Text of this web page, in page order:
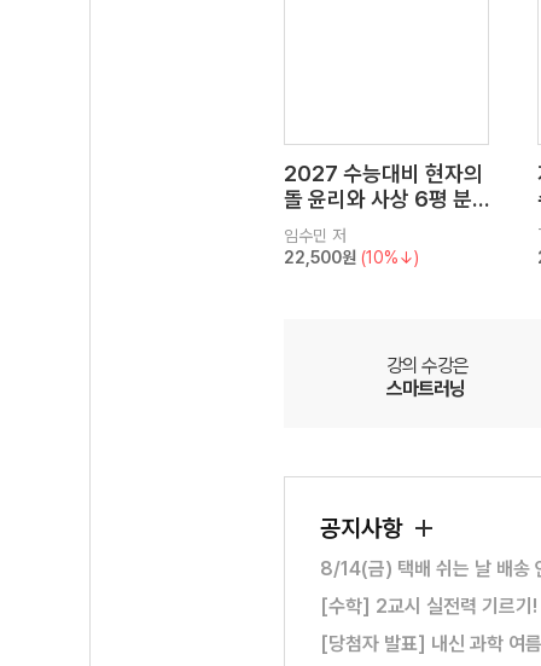
2027 수능대비 현자의
돌 윤리와 사상 6평 분
석서&EBS 수능완성 연
계 N제
임수민 저
22,500원 (10%↓)
강의 수강은
스마트러닝
공지사항
8/14(금) 택배 쉬는 날 배송
[수학] 2교시 실전력 기르기
[당첨자 발표] 내신 과학 여